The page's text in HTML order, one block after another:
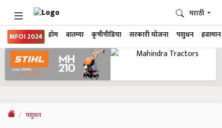
MFOI 2024 होम बातम्या कृषीपीडिया सरकारी योजना पशुधन हवामान
मराठी
पशुधन